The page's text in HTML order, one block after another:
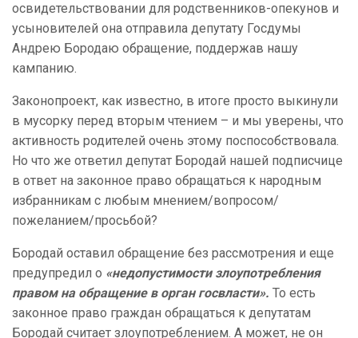
освидетельствовании для родственников-опекунов и
усыновителей она отправила депутату Госдумы
Андрею Бородаю обращение, поддержав нашу
кампанию.
Законопроект, как известно, в итоге просто выкинули
в мусорку перед вторым чтением – и мы уверены, что
активность родителей очень этому поспособствовала.
Но что же ответил депутат Бородай нашей подписчице
в ответ на законное право обращаться к народным
избранникам с любым мнением/вопросом/
пожеланием/просьбой?
Бородай оставил обращение без рассмотрения и еще
предупредил о «недопустимости злоупотребления
правом на обращение в орган госвласти». То есть
законное право граждан обращаться к депутатам
Бородай считает злоупотреблением. А может, не он